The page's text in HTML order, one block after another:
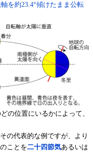
を約23.4°傾けたまま公転
の位置にいるかによって、
の代表的な例ですが、より
ことを二十四節気あるいは